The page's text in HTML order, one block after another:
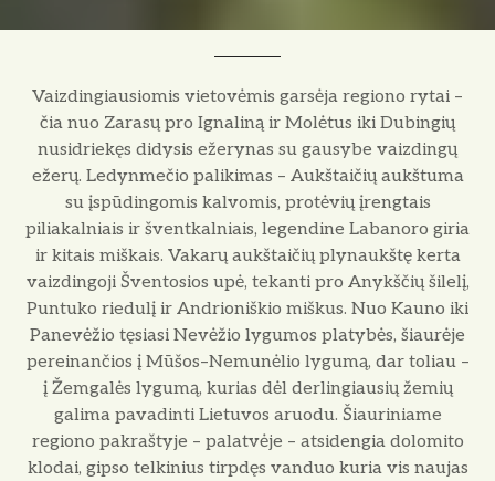
Vaizdingiausiomis vietovėmis garsėja regiono rytai –
čia nuo Zarasų pro Ignaliną ir Molėtus iki Dubingių
nusidriekęs didysis ežerynas su gausybe vaizdingų
ežerų. Ledynmečio palikimas – Aukštaičių aukštuma
su įspūdingomis kalvomis, protėvių įrengtais
piliakalniais ir šventkalniais, legendine Labanoro giria
ir kitais miškais. Vakarų aukštaičių plynaukštę kerta
vaizdingoji Šventosios upė, tekanti pro Anykščių šilelį,
Puntuko riedulį ir Andrioniškio miškus. Nuo Kauno iki
Panevėžio tęsiasi Nevėžio lygumos platybės, šiaurėje
pereinančios į Mūšos–Nemunėlio lygumą, dar toliau –
į Žemgalės lygumą, kurias dėl derlingiausių žemių
galima pavadinti Lietuvos aruodu. Šiauriniame
regiono pakraštyje – palatvėje – atsidengia dolomito
klodai, gipso telkinius tirpdęs vanduo kuria vis naujas